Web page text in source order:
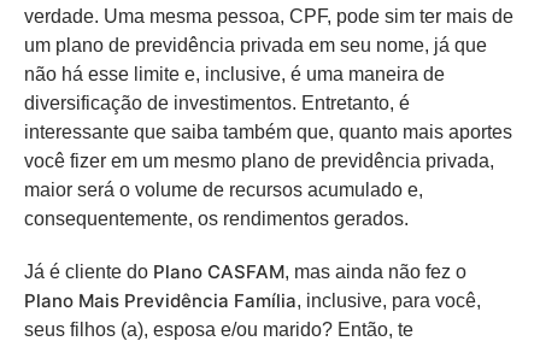
verdade. Uma mesma pessoa, CPF, pode sim ter mais de
um plano de previdência privada em seu nome, já que
não há esse limite e, inclusive, é uma maneira de
diversificação de investimentos. Entretanto, é
interessante que saiba também que, quanto mais aportes
você fizer em um mesmo plano de previdência privada,
maior será o volume de recursos acumulado e,
consequentemente, os rendimentos gerados.
Já é cliente do Plano CASFAM, mas ainda não fez o
Plano Mais Previdência Família, inclusive, para você,
seus filhos (a), esposa e/ou marido? Então, te